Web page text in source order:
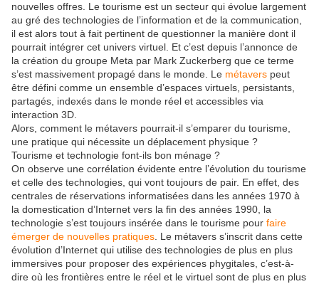
nouvelles offres. Le tourisme est un secteur qui évolue largement
au gré des technologies de l’information et de la communication,
il est alors tout à fait pertinent de questionner la manière dont il
pourrait intégrer cet univers virtuel. Et c’est depuis l’annonce de
la création du groupe Meta par Mark Zuckerberg que ce terme
s’est massivement propagé dans le monde. Le métavers peut
être défini comme un ensemble d’espaces virtuels, persistants,
partagés, indexés dans le monde réel et accessibles via
interaction 3D.
Alors, comment le métavers pourrait-il s’emparer du tourisme,
une pratique qui nécessite un déplacement physique ?
Tourisme et technologie font-ils bon ménage ?
On observe une corrélation évidente entre l’évolution du tourisme
et celle des technologies, qui vont toujours de pair. En effet, des
centrales de réservations informatisées dans les années 1970 à
la domestication d’Internet vers la fin des années 1990, la
technologie s’est toujours insérée dans le tourisme pour faire
émerger de nouvelles pratiques . Le métavers s’inscrit dans cette
évolution d’Internet qui utilise des technologies de plus en plus
immersives pour proposer des expériences phygitales, c’est-à-
dire où les frontières entre le réel et le virtuel sont de plus en plus